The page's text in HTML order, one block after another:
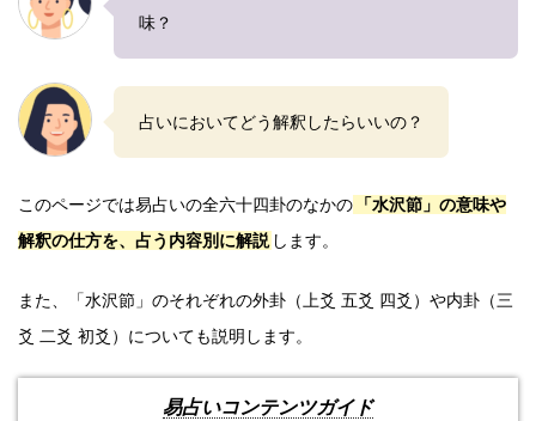
味？
占いにおいてどう解釈したらいいの？
このページでは易占いの全六十四卦のなかの
「水沢節」の意味や
解釈の仕方を、占う内容別に解説 します。
また、「水沢節」のそれぞれの外卦（上爻 五爻 四爻）や内卦（三
爻 二爻 初爻）についても説明します。
易占いコンテンツガイド